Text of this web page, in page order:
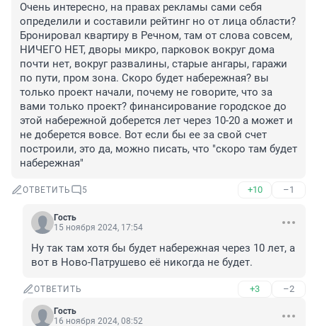
Очень интересно, на правах рекламы сами себя
определили и составили рейтинг но от лица области?
Бронировал квартиру в Речном, там от слова совсем,
НИЧЕГО НЕТ, дворы микро, парковок вокруг дома
почти нет, вокруг развалины, старые ангары, гаражи
по пути, пром зона. Скоро будет набережная? вы
только проект начали, почему не говорите, что за
вами только проект? финансирование городское до
этой набережной доберется лет через 10-20 а может и
не доберется вовсе. Вот если бы ее за свой счет
построили, это да, можно писать, что "скоро там будет
набережная"
ОТВЕТИТЬ 5 +10 –1
Гость
15 ноября 2024, 17:54
Ну так там хотя бы будет набережная через 10 лет, а
вот в Ново-Патрушево её никогда не будет.
ОТВЕТИТЬ +3 –2
Гость
16 ноября 2024, 08:52